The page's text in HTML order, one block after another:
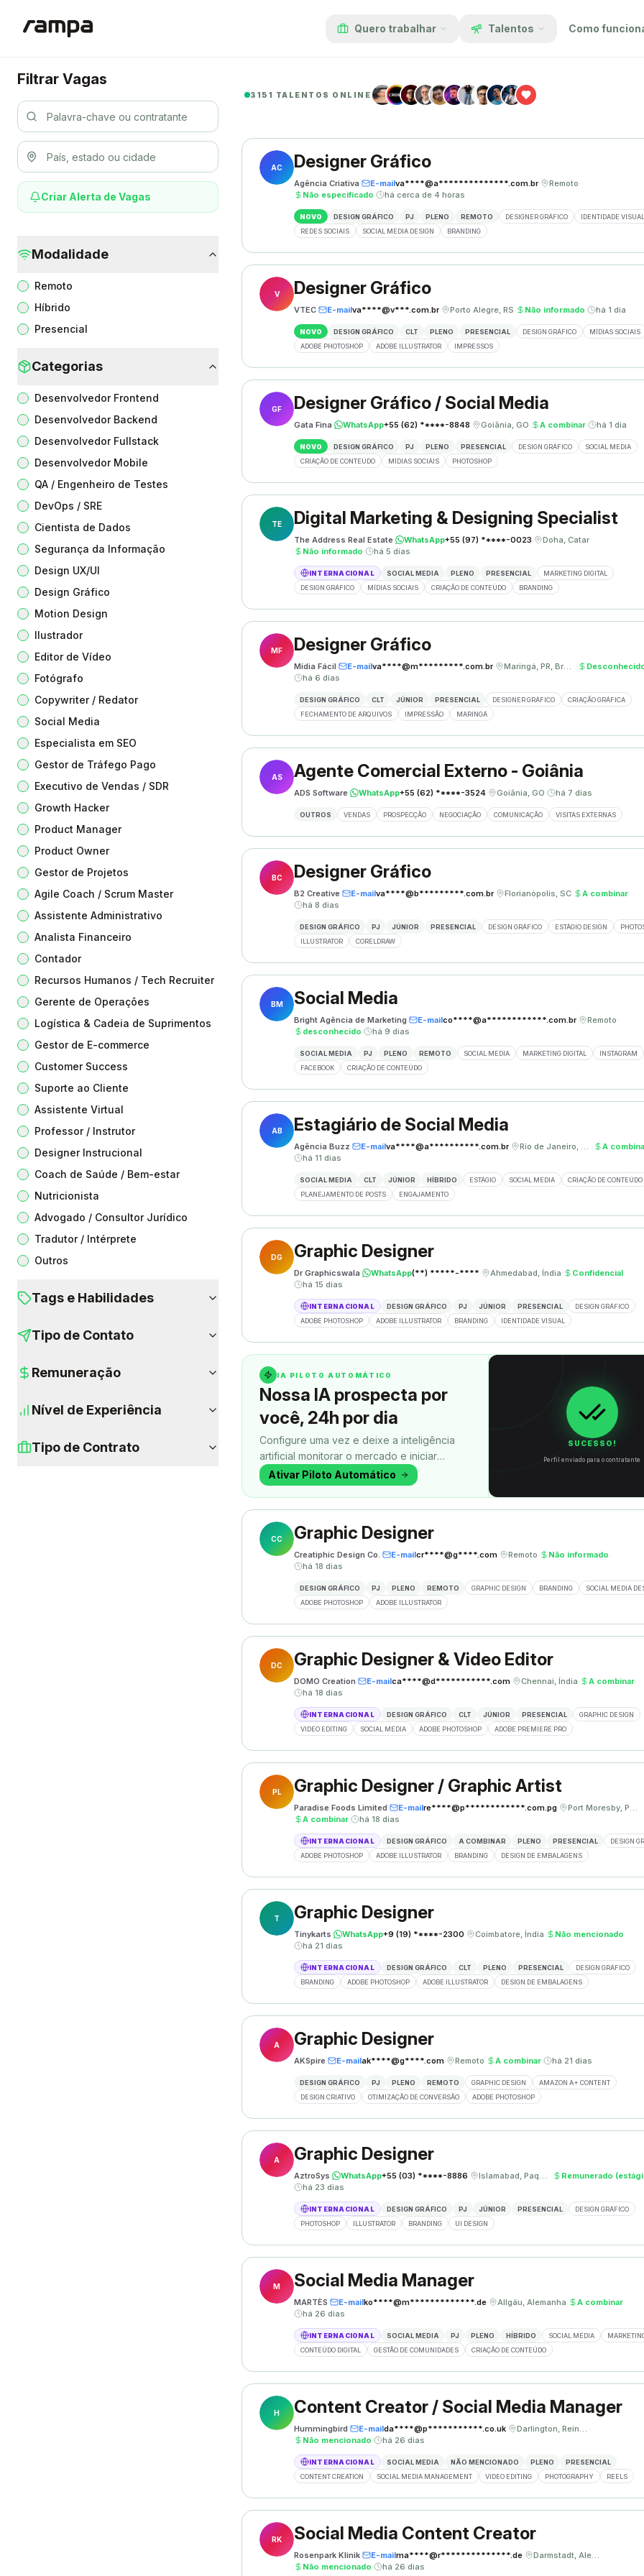
Quero trabalhar Talentos Como
Filtrar Vagas
Criar Alerta de Vagas
Modalidade
Remoto
Híbrido
Presencial
Categorias
Desenvolvedor Frontend
Desenvolvedor Backend
Desenvolvedor Fullstack
Desenvolvedor Mobile
QA / Engenheiro de Testes
DevOps / SRE
Cientista de Dados
Segurança da Informação
Design UX/UI
Design Gráfico
Motion Design
Ilustrador
Editor de Vídeo
Fotógrafo
Copywriter / Redator
Social Media
Especialista em SEO
Gestor de Tráfego Pago
Executivo de Vendas / SDR
Growth Hacker
Product Manager
Product Owner
Gestor de Projetos
Agile Coach / Scrum Master
Assistente Administrativo
Analista Financeiro
Contador
Recursos Humanos / Tech Recruiter
Gerente de Operações
Logística & Cadeia de Suprimentos
Gestor de E-commerce
Customer Success
Suporte ao Cliente
Assistente Virtual
Professor / Instrutor
Designer Instrucional
Coach de Saúde / Bem-estar
Nutricionista
Advogado / Consultor Jurídico
Tradutor / Intérprete
Outros
Tags e Habilidades
Tipo de Contato
Remuneração
Nível de Experiência
Tipo de Contrato
3151 TALENTOS ONLINE
AC Designer Gráfico
Agência Criativa· E-mailva****@a**************.com.br· Remoto·
Não especificado· há cerca de 4 horas
NOVO DESIGN GRÁFICO PJ PLENO REMOTO DESIGNER GRÁFICO
IDENTIDADE VISUAL
REDES SOCIAIS
SOCIAL MEDIA DESIGN BRANDING
V Designer Gráfico
VTEC· E-mailva****@v***.com.br· Porto Alegre, RS· Não informado· há 1 dia
NOVO DESIGN GRÁFICO CLT PLENO PRESENCIAL DESIGN GRÁFICO
MÍDIAS SOCIAIS
ADOBE PHOTOSHOP
ADOBE ILLUSTRATOR IMPRESSOS
GF Designer Gráfico / Social Media
Gata Fina· WhatsApp+55 (62) *****-8848· Goiânia, GO· A combinar· há 1 dia
NOVO DESIGN GRÁFICO PJ PLENO PRESENCIAL DESIGN GRÁFICO
SOCIAL MEDIA
CRIAÇÃO DE CONTEÚDO
MÍDIAS SOCIAIS PHOTOSHOP
TE Digital Marketing & Designing Specialist
The Address Real Estate· WhatsApp+55 (97) *****-0023· Doha, Catar·
Não informado· há 5 dias
INTERNACIONAL SOCIAL MEDIA PLENO PRESENCIAL
MARKETING DIGITAL
DESIGN GRÁFICO
MÍDIAS SOCIAIS CRIAÇÃO DE CONTEÚDO BRANDING
MF Designer Gráfico
Mídia Fácil· E-mailva****@m*********.com.br· Maringá, PR, Brasil ·
há 6 dias
DESIGN GRÁFICO CLT JÚNIOR PRESENCIAL DESIGNER GRÁFICO
CRIAÇÃO GRÁFICA
FECHAMENTO DE ARQUIVOS
IMPRESSÃO MARINGÁ
AS Agente Comercial Externo - Goiânia
ADS Software· WhatsApp+55 (62) *****-3524· Goiânia, GO· há 7 dias
OUTROS VENDAS PROSPECÇÃO NEGOCIAÇÃO COMUNICAÇÃO VISITAS EXTERNAS
BC Designer Gráfico
B2 Creative· E-mailva****@b*********.com.br· Florianópolis, SC· A combinar·
há 8 dias
DESIGN GRÁFICO PJ JÚNIOR PRESENCIAL DESIGN GRÁFICO ESTÁGIO DESIGN
ILLUSTRATOR
CORELDRAW
BM Social Media
Bright Agência de Marketing· E-mailco****@a************.com.br· Remoto·
desconhecido· há 9 dias
SOCIAL MEDIA PJ PLENO REMOTO SOCIAL MEDIA MARKETING DIGITAL
INSTAGRAM
FACEBOOK
CRIAÇÃO DE CONTEÚDO
AB Estagiário de Social Media
Agência Buzz· E-mailva****@a**********.com.br· Rio de Janeiro, Brasil ·
A
há 11 dias
SOCIAL MEDIA CLT JÚNIOR HÍBRIDO ESTÁGIO SOCIAL MEDIA
CRIAÇÃO DE CONTEÚDO
PLANEJAMENTO DE POSTS
ENGAJAMENTO
DG Graphic Designer
Dr Graphicswala· WhatsApp(**) *****-****· Ahmedabad, Índia· Confidencial·
há 15 dias
INTERNACIONAL DESIGN GRÁFICO PJ JÚNIOR PRESENCIAL
DESIGN GRÁFICO
ADOBE PHOTOSHOP
ADOBE ILLUSTRATOR BRANDING IDENTIDADE VISUAL
IA PILOTO AUTOMÁTICO
Nossa IA prospecta por
você, 24h por dia
Configure uma vez e deixe a inteligência
artificial monitorar o mercado e iniciar
contatos enquanto você faz outra coisa.
Ativar Piloto Automático
SUCESSO!
Perfil enviado para o contratante
CC Graphic Designer
Creatiphic Design Co.· E-mailcr****@g****.com· Remoto· Não informado·
há 18 dias
DESIGN GRÁFICO PJ PLENO REMOTO GRAPHIC DESIGN BRANDING
SOCIAL MEDIA
ADOBE PHOTOSHOP
ADOBE ILLUSTRATOR
DC Graphic Designer & Video Editor
DOMO Creation· E-mailca****@d***********.com· Chennai, Índia· A combinar·
há 18 dias
INTERNACIONAL DESIGN GRÁFICO CLT JÚNIOR PRESENCIAL
GRAPHIC DESIGN
VIDEO EDITING
SOCIAL MEDIA ADOBE PHOTOSHOP ADOBE PREMIERE PRO
PL Graphic Designer / Graphic Artist
Paradise Foods Limited· E-mailre****@p************.com.pg· Port Moresby, Papua Nova Guiné ·
A combinar· há 18 dias
INTERNACIONAL DESIGN GRÁFICO A COMBINAR PLENO PRESENCIAL
DESIGN
ADOBE PHOTOSHOP
ADOBE ILLUSTRATOR BRANDING DESIGN DE EMBALAGENS
T Graphic Designer
Tinykarts· WhatsApp+9 (19) *****-2300· Coimbatore, Índia· Não mencionado·
há 21 dias
INTERNACIONAL DESIGN GRÁFICO CLT PLENO PRESENCIAL
DESIGN GRÁFICO
BRANDING
ADOBE PHOTOSHOP ADOBE ILLUSTRATOR DESIGN DE EMBALAGENS
A Graphic Designer
AKSpire· E-mailak****@g****.com· Remoto· A combinar· há 21 dias
DESIGN GRÁFICO PJ PLENO REMOTO GRAPHIC DESIGN
AMAZON A+ CONTENT
DESIGN CRIATIVO
OTIMIZAÇÃO DE CONVERSÃO ADOBE PHOTOSHOP
A Graphic Designer
AztroSys· WhatsApp+55 (03) *****-8886· Islamabad, Paquistão ·
Remunerado
há 23 dias
INTERNACIONAL DESIGN GRÁFICO PJ JÚNIOR PRESENCIAL
DESIGN GRÁFICO
PHOTOSHOP
ILLUSTRATOR BRANDING UI DESIGN
M Social Media Manager
MARTÈS· E-mailko****@m*************.de· Allgäu, Alemanha· A combinar·
há 26 dias
INTERNACIONAL SOCIAL MEDIA PJ PLENO HÍBRIDO SOCIAL MEDIA
CONTEÚDO DIGITAL
GESTÃO DE COMUNIDADES CRIAÇÃO DE CONTEÚDO
H Content Creator / Social Media Manager
Hummingbird· E-mailda****@p***********.co.uk· Darlington, Reino Unido ·
Não mencionado· há 26 dias
INTERNACIONAL SOCIAL MEDIA NÃO MENCIONADO PLENO
PRESENCIAL
CONTENT CREATION
SOCIAL MEDIA MANAGEMENT VIDEO EDITING PHOTOGRAPHY REELS
RK Social Media Content Creator
Rosenpark Klinik· E-mailma****@r**************.de· Darmstadt, Alemanha
·
Não mencionado· há 26 dias